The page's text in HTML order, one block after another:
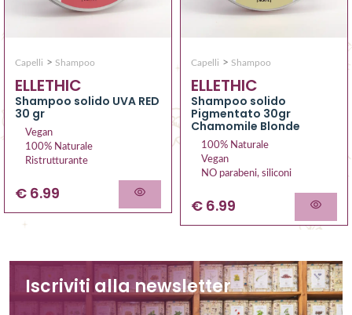
Capelli > Shampoo
ELLETHIC
Shampoo solido UVA RED
30 gr
Vegan
100% Naturale
Ristrutturante
€ 6.99
Capelli > Shampoo
ELLETHIC
Shampoo solido
Pigmentato 30gr
Chamomile Blonde
100% Naturale
Vegan
NO parabeni, siliconi
€ 6.99
Iscriviti alla newsletter